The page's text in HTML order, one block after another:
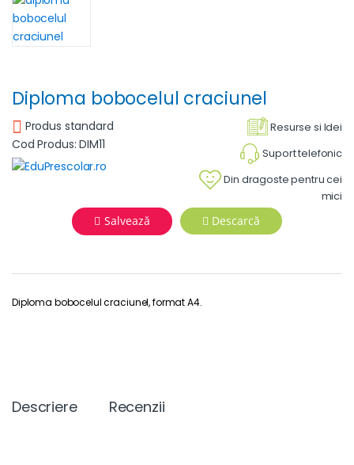
Diploma bobocelul craciunel
Resurse si Idei
Suport telefonic
Din dragoste pentru cei
mici
Produs standard
Cod Produs: DIM11
Salvează Descarcă
Diploma bobocelul craciunel, format A4.
Descriere Recenzii